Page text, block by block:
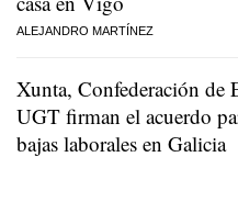
ALEJANDRO MARTÍNEZ
Xunta, Confederación de
UGT firman el acuerdo
bajas laborales en Galicia